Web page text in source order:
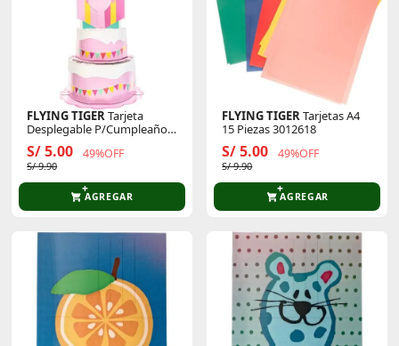
FLYING TIGER Tarjeta
Desplegable P/Cumpleaños
S/ 5.00 49%OFF
S/ 9.90
AGREGAR
FLYING TIGER Tarjetas A4
15 Piezas 3012618
S/ 5.00 49%OFF
S/ 9.90
AGREGAR